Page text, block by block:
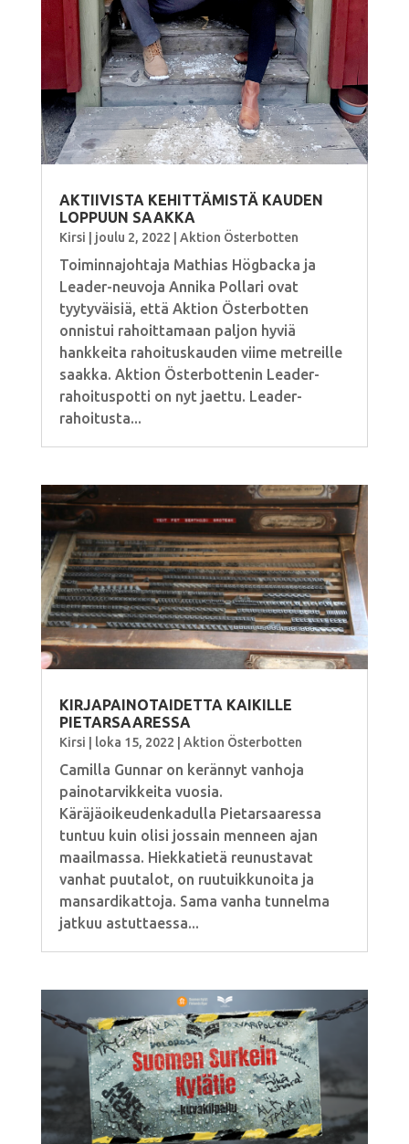
AKTIIVISTA KEHITTÄMISTÄ KAUDEN
LOPPUUN SAAKKA
Kirsi joulu 2, 2022 Aktion Österbotten
Toiminnajohtaja Mathias Högbacka ja
Leader-neuvoja Annika Pollari ovat
tyytyväisiä, että Aktion Österbotten
onnistui rahoittamaan paljon hyviä
hankkeita rahoituskauden viime metreille
saakka. Aktion Österbottenin Leader-
rahoituspotti on nyt jaettu. Leader-
rahoitusta...
KIRJAPAINOTAIDETTA KAIKILLE
PIETARSAARESSA
Kirsi loka 15, 2022 Aktion Österbotten
Camilla Gunnar on kerännyt vanhoja
painotarvikkeita vuosia.
Käräjäoikeudenkadulla Pietarsaaressa
tuntuu kuin olisi jossain menneen ajan
maailmassa. Hiekkatietä reunustavat
vanhat puutalot, on ruutuikkunoita ja
mansardikattoja. Sama vanha tunnelma
jatkuu astuttaessa...